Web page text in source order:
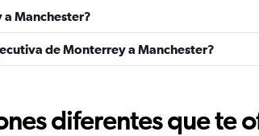
Manchester?
de Monterrey a Manchester?
diferentes que te